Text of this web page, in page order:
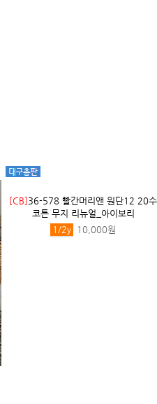
[CB] 36-578 빨간머리앤 원단12 20수
코튼 무지 리뉴얼_아이보리
1/2y 10,000원